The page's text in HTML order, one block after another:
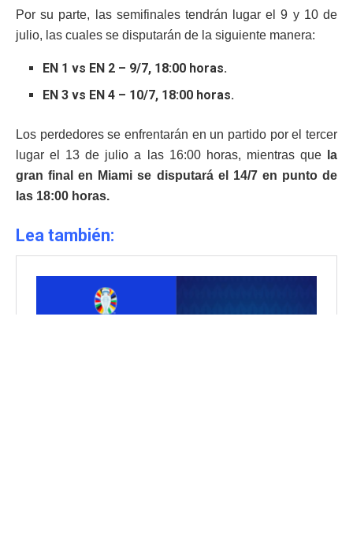
Por su parte, las semifinales tendrán lugar el 9 y 10 de
julio, las cuales se disputarán de la siguiente manera:
EN 1 vs EN 2 – 9/7, 18:00 horas.
EN 3 vs EN 4 – 10/7, 18:00 horas.
Los perdedores se enfrentarán en un partido por el tercer
lugar el 13 de julio a las 16:00 horas, mientras que
la
gran final en Miami se disputará el 14/7 en punto de
las 18:00 horas.
Lea también: